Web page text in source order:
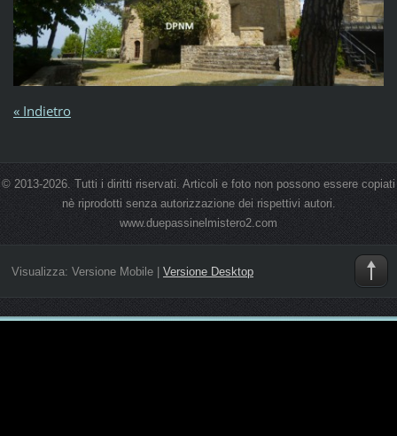
« Indietro
© 2013-2026. Tutti i diritti riservati. Articoli e foto non possono essere copiati
nè riprodotti senza autorizzazione dei rispettivi autori.
www.duepassinelmistero2.com
Visualizza: Versione Mobile| Versione Desktop